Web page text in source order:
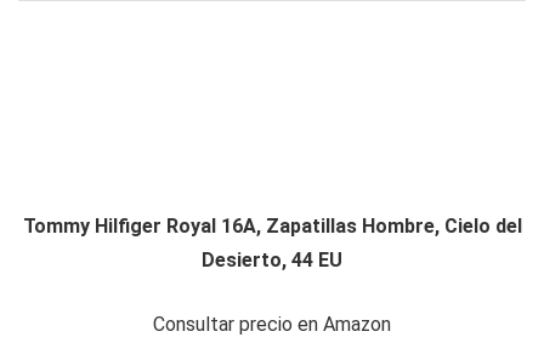
Tommy Hilfiger Royal 16A, Zapatillas Hombre, Cielo del
Desierto, 44 EU
Consultar precio en Amazon